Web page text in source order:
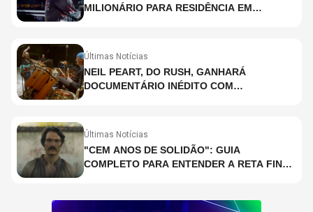
MILIONÁRIO PARA RESIDÊNCIA EM
Últimas Notícias
NEIL PEART, DO RUSH, GANHARÁ
DOCUMENTÁRIO INÉDITO COM
Últimas Notícias
"CEM ANOS DE SOLIDÃO": GUIA
COMPLETO PARA ENTENDER A RETA FINAL